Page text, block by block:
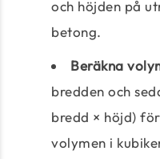
och höjden på
betong.
Beräkna
bredden och
bredd × höjd)
volymen i